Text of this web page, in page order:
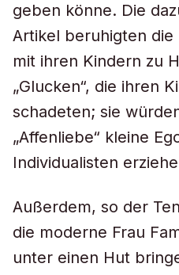
geben könne. Die
Artikel beruhigten
mit ihren Kindern zu
„Glucken“, die ihren
schadeten; sie
„Affenliebe“ kleine
Individualisten
Außerdem, so der
die moderne Frau
unter einen Hut